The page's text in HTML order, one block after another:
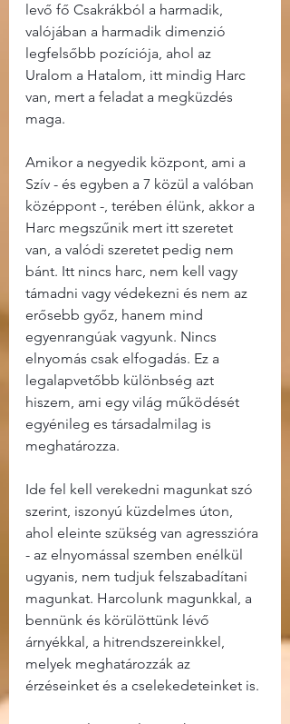
levő fő Csakrákból a harmadik,
valójában a harmadik dimenzió
legfelsőbb pozíciója, ahol az
Uralom a Hatalom, itt mindig Harc
van, mert a feladat a megküzdés
maga.
Amikor a negyedik központ, ami a
Szív - és egyben a 7 közül a valóban
középpont -, terében élünk, akkor a
Harc megszűnik mert itt szeretet
van, a valódi szeretet pedig nem
bánt. Itt nincs harc, nem kell vagy
támadni vagy védekezni és nem az
erősebb győz, hanem mind
egyenrangúak vagyunk. Nincs
elnyomás csak elfogadás. Ez a
legalapvetőbb különbség azt
hiszem, ami egy világ működését
egyénileg es társadalmilag is
meghatározza.
Ide fel kell verekedni magunkat szó
szerint, iszonyú küzdelmes úton,
ahol eleinte szükség van agresszióra
- az elnyomással szemben enélkül
ugyanis, nem tudjuk felszabadítani
magunkat. Harcolunk magunkkal, a
bennünk és körülöttünk lévő
árnyékkal, a hitrendszereinkkel,
melyek meghatározzák az
érzéseinket és a cselekedeteinket is.